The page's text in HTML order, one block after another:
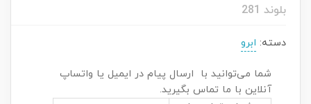
بلوند 281
دسته: ابرو
شما می‌توانید با ارسال پیام در ایمیل یا واتساپ
آنلاین با ما تماس بگیرید.